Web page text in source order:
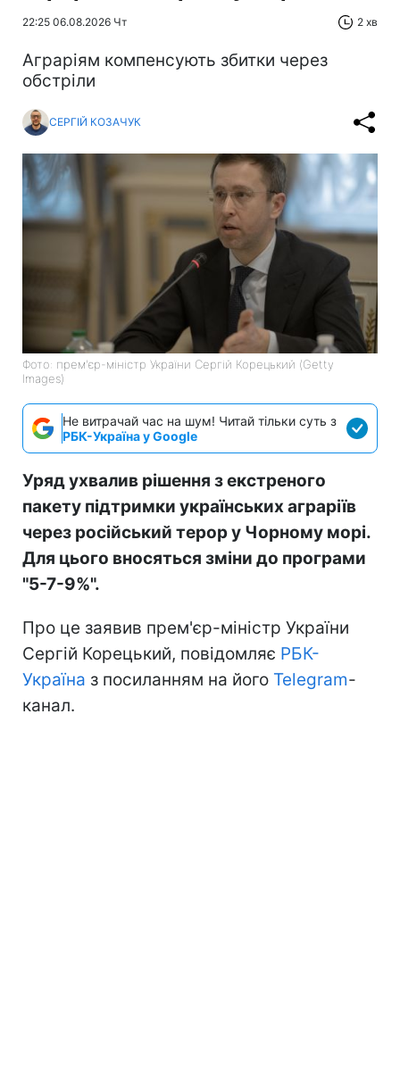
22:25 06.08.2026 Чт 2 хв
Аграріям компенсують збитки через
обстріли
СЕРГІЙ КОЗАЧУК
Фото: прем'єр-міністр України Сергій Корецький (Getty
Images)
Не витрачай час на шум! Читай тільки суть з
РБК-Україна у Google
Уряд ухвалив рішення з екстреного
пакету підтримки українських аграріїв
через російський терор у Чорному морі.
Для цього вносяться зміни до програми
"5-7-9%".
Про це заявив прем'єр-міністр України
Сергій Корецький, повідомляє РБК-
Україна з посиланням на його Telegram-
канал.